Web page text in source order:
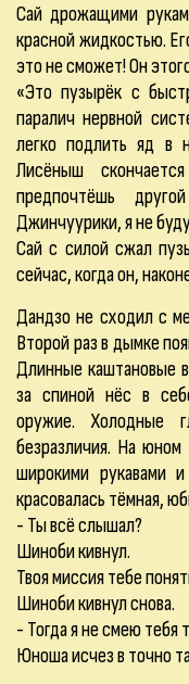
Сай дрожащими
красной жидкостью.
это не сможет! Он
«Это пузырёк с
паралич нервной
легко подлить яд в
Лисёныш
предпочтёшь
Джинчуурики, я не
Сай с силой сжал
сейчас, когда он,
Дандзо не сходил с
Второй раз в дымке
Длинные каштановые
за спиной нёс в
оружие. Холодные
безразличия. На юном
широкими рукавами
красовалась тёмная,
- Ты всё слышал?
Шиноби кивнул.
Твоя миссия тебе
Шиноби кивнул снова.
- Тогда я не смею тебя
Юноша исчез в точно